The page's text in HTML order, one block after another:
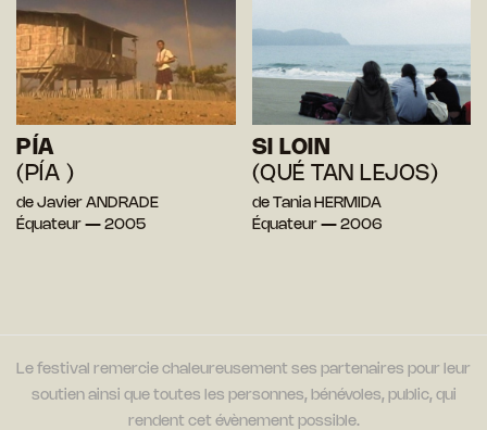
PÍA
(PÍA )
de Javier ANDRADE
Équateur — 2005
SI LOIN
(QUÉ TAN LEJOS)
de Tania HERMIDA
Équateur — 2006
Le festival remercie chaleureusement ses partenaires pour leur
soutien ainsi que toutes les personnes, bénévoles, public, qui
rendent cet évènement possible.